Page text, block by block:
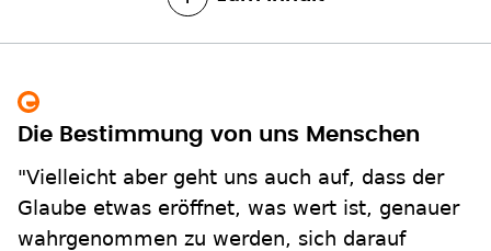
Die Bestimmung von uns Menschen
"Vielleicht aber geht uns auch auf, dass der
Glaube etwas eröffnet, was wert ist, genauer
wahrgenommen zu werden, sich darauf